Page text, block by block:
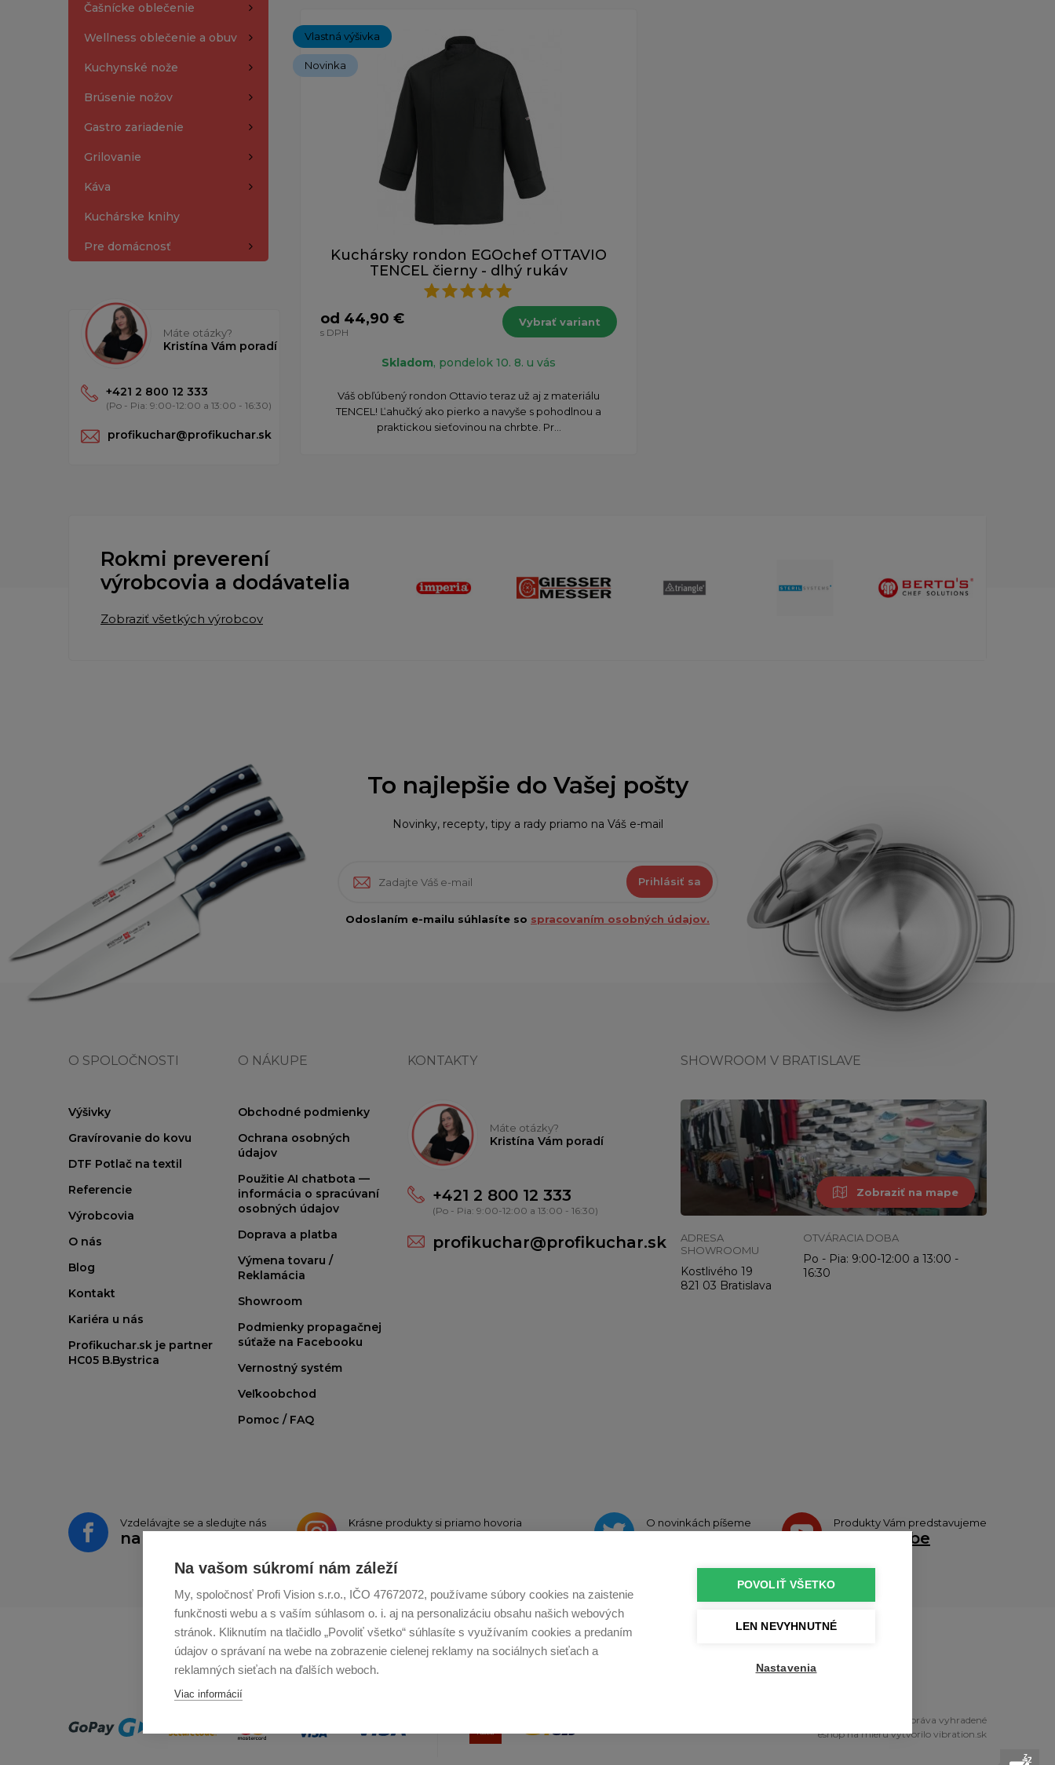
Na vašom súkromí nám záleží
My, spoločnosť Profi Vision s.r.o., IČO 47672072, používame súbory cookies na zaistenie
funkčnosti webu a s vaším súhlasom o. i. aj na personalizáciu obsahu našich webových
stránok. Kliknutím na tlačidlo „Povoliť všetko“ súhlasíte s využívaním cookies a predaním
údajov o správaní na webe na zobrazenie cielenej reklamy na sociálnych sieťach a
reklamných sieťach na ďalších weboch.
Viac informácií
POVOLIŤ VŠETKO
LEN NEVYHNUTNÉ
Nastavenia
Čašnícke oblečenie
Wellness oblečenie a obuv
Kuchynské nože
Brúsenie nožov
Gastro zariadenie
Grilovanie
Káva
Kuchárske knihy
Pre domácnosť
Máte otázky?
Kristína Vám poradí
+421 2 800 12 333
(Po - Pia: 9:00-12:00 a 13:00 - 16:30)
profikuchar@profikuchar.sk
Vlastná výšivka
Novinka
Kuchársky rondon EGOchef OTTAVIO
TENCEL čierny - dlhý rukáv
od 44,90 €
s DPH
Vybrať variant
Skladom, pondelok 10. 8. u vás
Váš obľúbený rondon Ottavio teraz už aj z materiálu
TENCEL! Ľahučký ako pierko a navyše s pohodlnou a
praktickou sieťovinou na chrbte. Pr...
Rokmi preverení
výrobcovia a dodávatelia
Zobraziť všetkých výrobcov
To najlepšie do Vašej pošty
Novinky, recepty, tipy a rady priamo na Váš e-mail
Prihlásiť sa
Odoslaním e-mailu súhlasíte so spracovaním osobných údajov.
O SPOLOČNOSTI
Výšivky
Gravírovanie do kovu
DTF Potlač na textil
Referencie
Výrobcovia
O nás
Blog
Kontakt
Kariéra u nás
Profikuchar.sk je partner
HC05 B.Bystrica
O NÁKUPE
Obchodné podmienky
Ochrana osobných
údajov
Použitie AI chatbota —
informácia o spracúvaní
osobných údajov
Doprava a platba
Výmena tovaru /
Reklamácia
Showroom
Podmienky propagačnej
súťaže na Facebooku
Vernostný systém
Veľkoobchod
Pomoc / FAQ
KONTAKTY
Máte otázky?
Kristína Vám poradí
+421 2 800 12 333
(Po - Pia: 9:00-12:00 a 13:00 - 16:30)
profikuchar@profikuchar.sk
SHOWROOM V BRATISLAVE
Zobraziť na mape
ADRESA
SHOWROOMU
Kostlivého 19
821 03 Bratislava
OTVÁRACIA DOBA
Po - Pia: 9:00-12:00 a 13:00 -
16:30
Vzdelávajte se a sledujte nás
na
Krásne produkty si priamo hovoria O novinkách píšeme Produkty Vám predstavujeme
Youtube
Profikuchař.cz Profikoch.at Profiszakacs.hu
Copyright © 2010 - 2026 profikuchar.sk Všetky práva vyhradené
eshop na mieruvytvorilo vibration.sk